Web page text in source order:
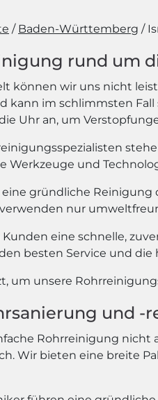
Baden-Württemberg
rund um
können wir uns nicht
kann im schlimmsten Fall
Uhr an, um
Werkzeuge und
gründliche Reinigung
nur
Kunden eine schnelle,
besten Service und
um unsere
und
Rohrreinigung nicht
Wir bieten eine breite